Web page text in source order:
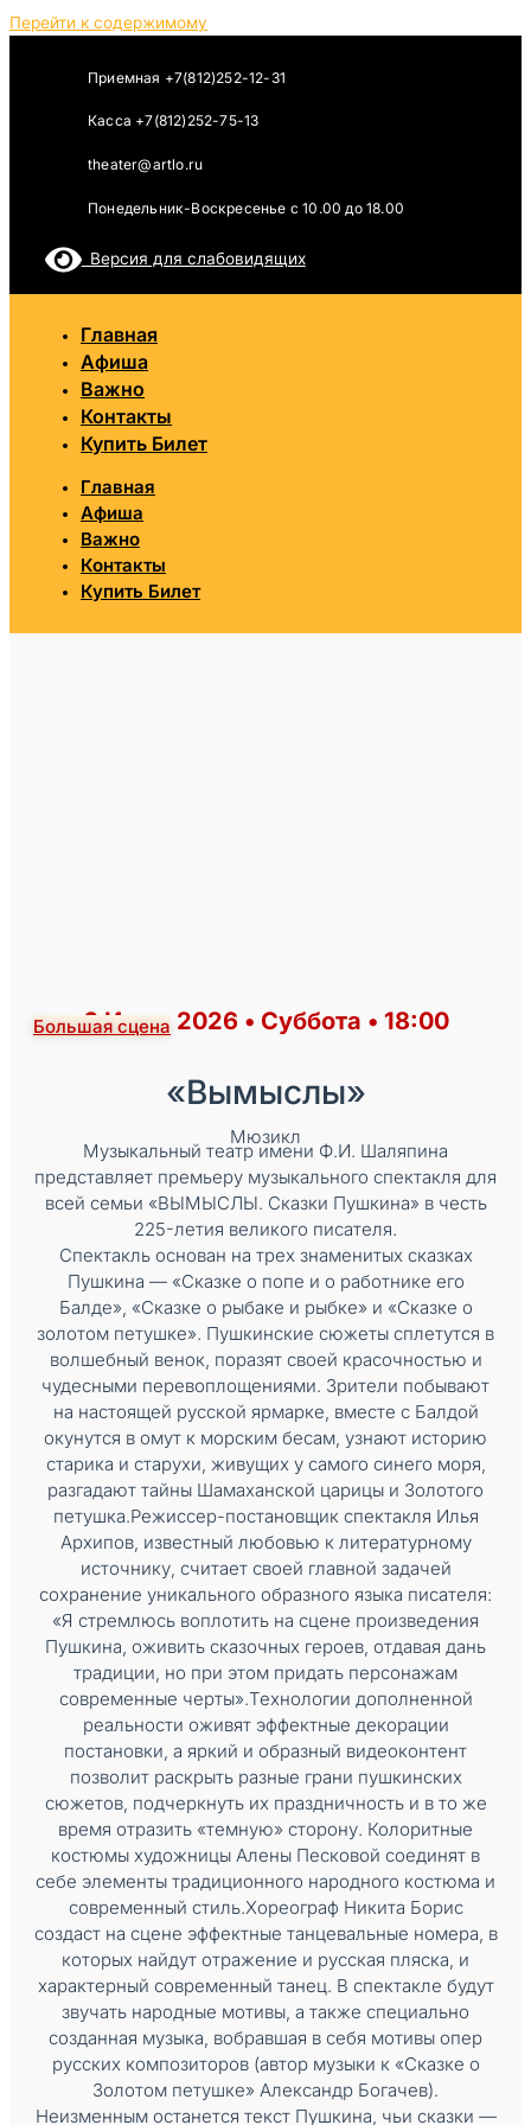
Перейти к содержимому
Приемная +7(812)252-12-31
Касса +7(812)252-75-13
theater@artlo.ru
Понедельник-Воскресенье c 10.00 до 18.00
Версия для слабовидящих
Главная
Афиша
Важно
Контакты
Купить Билет
Главная
Афиша
Важно
Контакты
Купить Билет
6 Июня 2026 • Суббота • 18:00
Большая сцена
«Вымыслы»
Мюзикл
Музыкальный театр имени Ф.И. Шаляпина
представляет премьеру музыкального спектакля для
всей семьи «ВЫМЫСЛЫ. Сказки Пушкина» в честь
225-летия великого писателя.
Спектакль основан на трех знаменитых сказках
Пушкина — «Сказке о попе и о работнике его
Балде», «Сказке о рыбаке и рыбке» и «Сказке о
золотом петушке». Пушкинские сюжеты сплетутся в
волшебный венок, поразят своей красочностью и
чудесными перевоплощениями. Зрители побывают
на настоящей русской ярмарке, вместе с Балдой
окунутся в омут к морским бесам, узнают историю
старика и старухи, живущих у самого синего моря,
разгадают тайны Шамаханской царицы и Золотого
петушка.Режиссер-постановщик спектакля Илья
Архипов, известный любовью к литературному
источнику, считает своей главной задачей
сохранение уникального образного языка писателя:
«Я стремлюсь воплотить на сцене произведения
Пушкина, оживить сказочных героев, отдавая дань
традиции, но при этом придать персонажам
современные черты».Технологии дополненной
реальности оживят эффектные декорации
постановки, а яркий и образный видеоконтент
позволит раскрыть разные грани пушкинских
сюжетов, подчеркнуть их праздничность и в то же
время отразить «темную» сторону. Колоритные
костюмы художницы Алены Песковой соединят в
себе элементы традиционного народного костюма и
современный стиль.Хореограф Никита Борис
создаст на сцене эффектные танцевальные номера, в
которых найдут отражение и русская пляска, и
характерный современный танец. В спектакле будут
звучать народные мотивы, а также специально
созданная музыка, вобравшая в себя мотивы опер
русских композиторов (автор музыки к «Сказке о
Золотом петушке» Александр Богачев).
Неизменным останется текст Пушкина, чьи сказки —